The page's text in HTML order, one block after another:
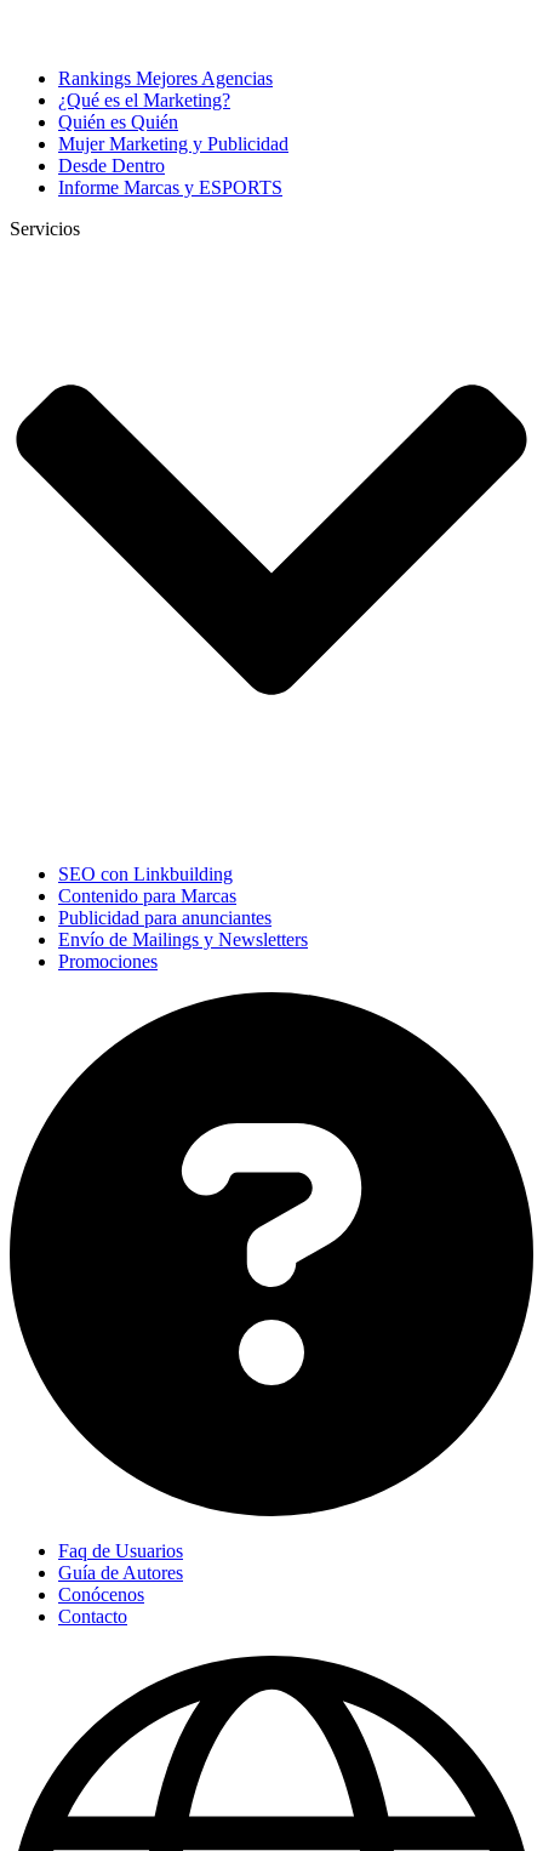
Rankings Mejores Agencias
¿Qué es el Marketing?
Quién es Quién
Mujer Marketing y Publicidad
Desde Dentro
Informe Marcas y ESPORTS
Servicios
SEO con Linkbuilding
Contenido para Marcas
Publicidad para anunciantes
Envío de Mailings y Newsletters
Promociones
Faq de Usuarios
Guía de Autores
Conócenos
Contacto